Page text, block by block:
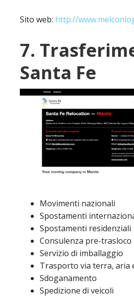
Sito web: http://
7.
Santa Fe
Movimenti nazionali
Spostamenti
Spostamenti residenziali
Consulenza pre-trasloco
Servizio di imballaggio
Trasporto via terra, aria
Sdoganamento
Spedizione di veicoli